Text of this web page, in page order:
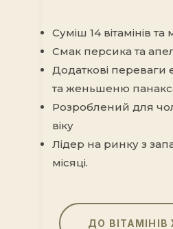
Суміш 14 вітамінів та
Смак персика та
Додаткові переваги
та женьшеню
Розроблений для
віку
Лідер на ринку з
місяці.
ДО